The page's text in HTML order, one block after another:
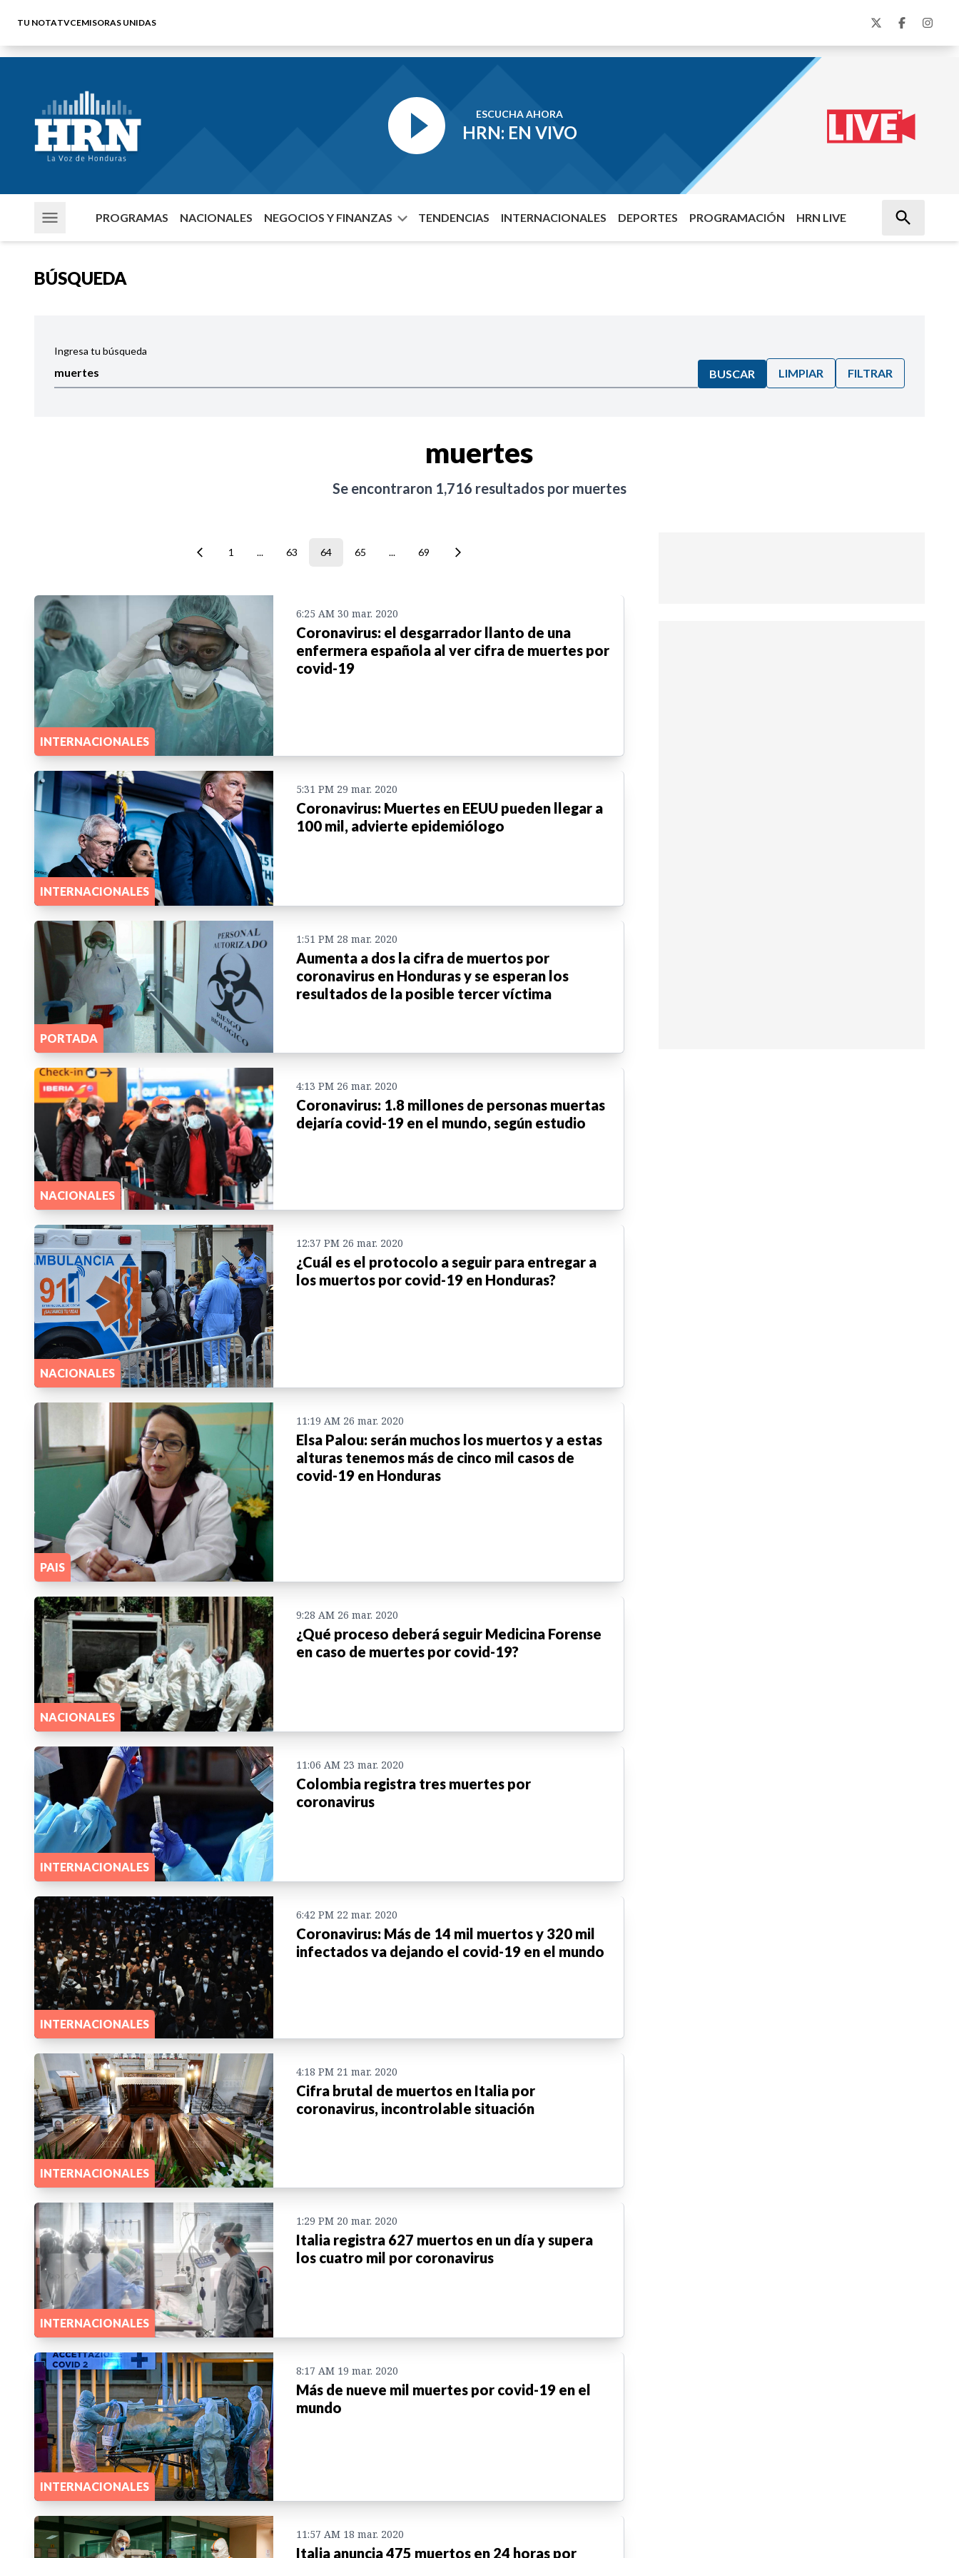
TU NOTATVCEMISORAS UNIDAS
ESCUCHA AHORA
HRN: EN VIVO
PROGRAMAS NACIONALES NEGOCIOS Y FINANZAS TENDENCIAS INTERNACIONALES DEPORTES PROGRAMACIÓN HRN LIVE
BÚSQUEDA
Ingresa tu búsqueda
BUSCAR LIMPIAR FILTRAR
muertes
Se encontraron 1,716 resultados por muertes
1 ... 63 64 65 ... 69
INTERNACIONALES
6:25 AM 30 mar. 2020
Coronavirus: el desgarrador llanto de una
enfermera española al ver cifra de muertes por
covid-19
INTERNACIONALES
5:31 PM 29 mar. 2020
Coronavirus: Muertes en EEUU pueden llegar a
100 mil, advierte epidemiólogo
PORTADA
1:51 PM 28 mar. 2020
Aumenta a dos la cifra de muertos por
coronavirus en Honduras y se esperan los
resultados de la posible tercer víctima
NACIONALES
4:13 PM 26 mar. 2020
Coronavirus: 1.8 millones de personas muertas
dejaría covid-19 en el mundo, según estudio
NACIONALES
12:37 PM 26 mar. 2020
¿Cuál es el protocolo a seguir para entregar a
los muertos por covid-19 en Honduras?
PAIS
11:19 AM 26 mar. 2020
Elsa Palou: serán muchos los muertos y a estas
alturas tenemos más de cinco mil casos de
covid-19 en Honduras
NACIONALES
9:28 AM 26 mar. 2020
¿Qué proceso deberá seguir Medicina Forense
en caso de muertes por covid-19?
INTERNACIONALES
11:06 AM 23 mar. 2020
Colombia registra tres muertes por
coronavirus
INTERNACIONALES
6:42 PM 22 mar. 2020
Coronavirus: Más de 14 mil muertos y 320 mil
infectados va dejando el covid-19 en el mundo
INTERNACIONALES
4:18 PM 21 mar. 2020
Cifra brutal de muertos en Italia por
coronavirus, incontrolable situación
INTERNACIONALES
1:29 PM 20 mar. 2020
Italia registra 627 muertos en un día y supera
los cuatro mil por coronavirus
INTERNACIONALES
8:17 AM 19 mar. 2020
Más de nueve mil muertes por covid-19 en el
mundo
11:57 AM 18 mar. 2020
Italia anuncia 475 muertos en 24 horas por